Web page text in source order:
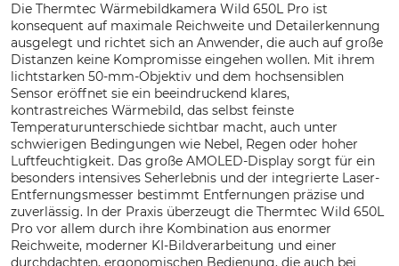
Die Thermtec Wärmebildkamera Wild 650L Pro ist
konsequent auf maximale Reichweite und Detailerkennung
ausgelegt und richtet sich an Anwender, die auch auf große
Distanzen keine Kompromisse eingehen wollen. Mit ihrem
lichtstarken 50-mm-Objektiv und dem hochsensiblen
Sensor eröffnet sie ein beeindruckend klares,
kontrastreiches Wärmebild, das selbst feinste
Temperaturunterschiede sichtbar macht, auch unter
schwierigen Bedingungen wie Nebel, Regen oder hoher
Luftfeuchtigkeit. Das große AMOLED-Display sorgt für ein
besonders intensives Seherlebnis und der integrierte Laser-
Entfernungsmesser bestimmt Entfernungen präzise und
zuverlässig. In der Praxis überzeugt die Thermtec Wild 650L
Pro vor allem durch ihre Kombination aus enormer
Reichweite, moderner KI-Bildverarbeitung und einer
durchdachten, ergonomischen Bedienung, die auch bei